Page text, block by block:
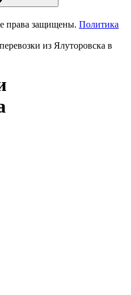
защищены. Политика
из Ялуторовска в